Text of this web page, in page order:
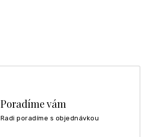
Poradíme vám
Radi poradíme s objednávkou